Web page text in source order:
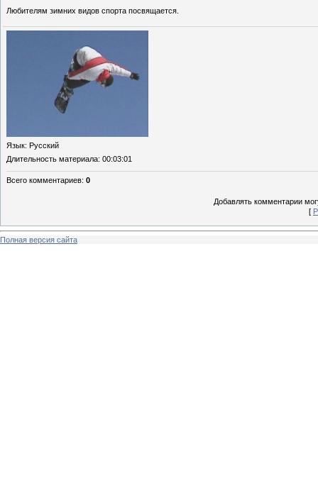
Любителям зимних видов спорта посвящается.
Язык: Русский
Длительность материала: 00:03:01
Всего комментариев: 0
Добавлять комментарии
[
Полная версия сайта